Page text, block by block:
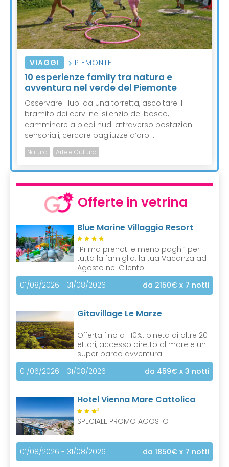
VIAGGI PIEMONTE
10 esperienze family tra natura e
avventura nel verde del Piemonte
Osservare i lupi da una torretta, ascoltare il
bramito dei cervi nel silenzio del bosco,
camminare a piedi nudi attraverso postazioni
sensoriali, cercare pagliuzze d’oro ...
Natura Arte e Cultura
Offerte in vetrina
Blue Marine Villaggio Resort
“Prima prenoti e meno paghi” per
tutta la famiglia: la tua Vacanza ad
Agosto nel Cilento!
01/08/2026 - 31/08/2026
da 2150€ x 7 notti
Gitavillage Le Marze
Offerta fino a -10%: pineta di oltre 20
ettari, accesso diretto al mare e un
super parco avventura!
01/06/2026 - 31/08/2026
da 459€ x 3 notti
Hotel Vienna Mare Cattolica
S
SPECIALE PROMO AGOSTO
01/08/2026 - 31/08/2026 da 1850€ x 7 notti